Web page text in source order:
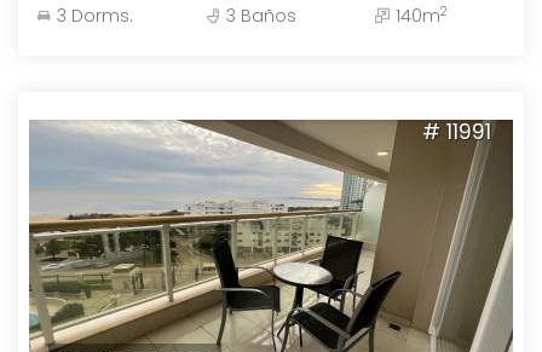
3 Dorms. 3 Baños 140m2
# 11991